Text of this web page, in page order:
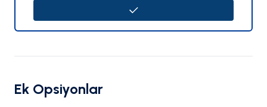
Ek Opsiyonlar